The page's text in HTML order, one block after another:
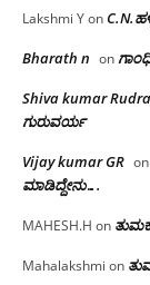
Lakshmi Yon
Bharath n on
Shiva kumar
ಗುರುವರ್ಯ
Vijay kumar GR on
ಮಾಡಿದ್ದೇನು….
MAHESH.H on
Mahalakshmi on